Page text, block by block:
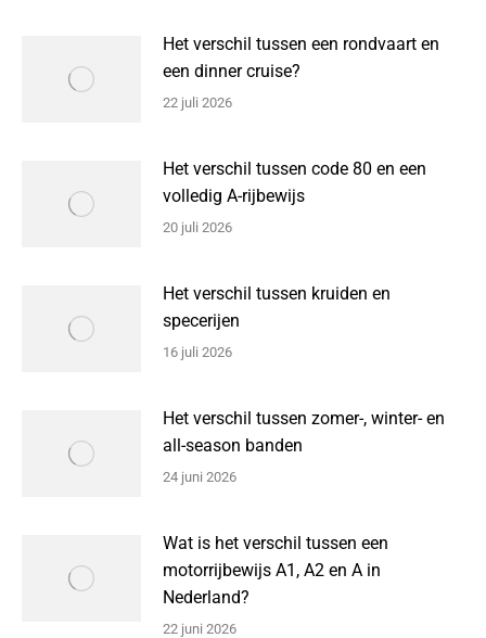
Het verschil tussen een rondvaart en
een dinner cruise?
22 juli 2026
Het verschil tussen code 80 en een
volledig A-rijbewijs
20 juli 2026
Het verschil tussen kruiden en
specerijen
16 juli 2026
Het verschil tussen zomer-, winter- en
all-season banden
24 juni 2026
Wat is het verschil tussen een
motorrijbewijs A1, A2 en A in
Nederland?
22 juni 2026